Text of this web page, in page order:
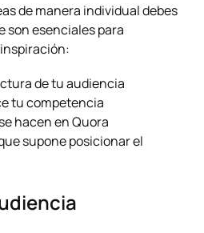
de manera individual debes
son esenciales para
de tu audiencia
tu competencia
hacen en Quora
supone posicionar el